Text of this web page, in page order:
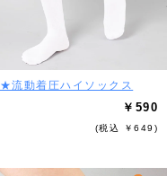
★流動着圧ハイソックス
￥590
(税込 ￥649)